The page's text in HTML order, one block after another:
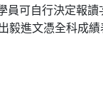
可自行決定報
毅進文憑全科成績